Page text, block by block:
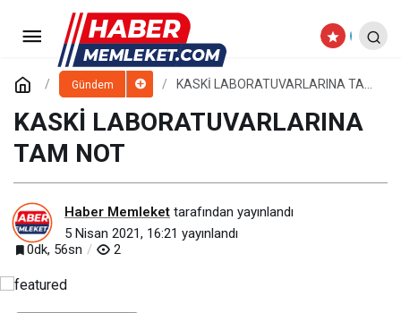
Gündem
KASKİ LABORATUVARLARINA TAM
KASKİ LABORATUVARLARINA
TAM NOT
Haber Memleket tarafından yayınlandı
5 Nisan 2021, 16:21 yayınlandı
0dk, 56sn
2
BAŞKAN BÜYÜKKILIÇ,
SAHABİYE’DE İKİNCİ ETABIN YIKIMINI
BAŞLATTI
Yorum Yap